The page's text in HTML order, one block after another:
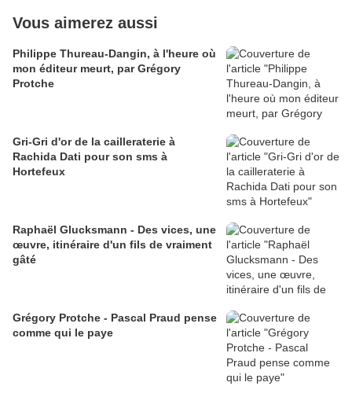
Vous aimerez aussi
Philippe Thureau-Dangin, à l'heure où
mon éditeur meurt, par Grégory
Protche
Gri-Gri d'or de la cailleraterie à
Rachida Dati pour son sms à
Hortefeux
Raphaël Glucksmann - Des vices, une
œuvre, itinéraire d'un fils de vraiment
gâté
Grégory Protche - Pascal Praud pense
comme qui le paye